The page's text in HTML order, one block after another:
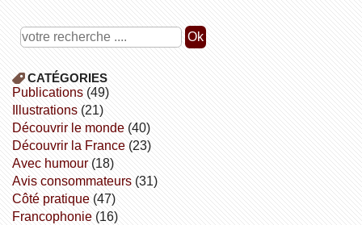
CATÉGORIES
publications(49)
illustrations(21)
découvrir le monde(40)
découvrir la France(23)
avec humour(18)
avis consommateurs(31)
côté pratique(47)
Francophonie(16)